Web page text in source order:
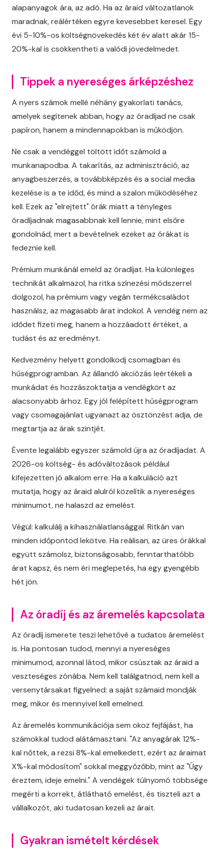
alapanyagok ára, az adó. Ha az áraid változatlanok
maradnak, reálértéken egyre kevesebbet keresel. Egy
évi 5-10%-os költségnövekedés két év alatt akár 15-
20%-kal is csökkentheti a valódi jövedelmedet.
Tippek a nyereséges árképzéshez
A nyers számok mellé néhány gyakorlati tanács,
amelyek segítenek abban, hogy az óradíjad ne csak
papíron, hanem a mindennapokban is működjön.
Ne csak a vendéggel töltött időt számold a
munkanapodba. A takarítás, az adminisztráció, az
anyagbeszerzés, a továbbképzés és a social media
kezelése is a te időd, és mind a szalon működéséhez
kell. Ezek az "elrejtett" órák miatt a tényleges
óradíjadnak magasabbnak kell lennie, mint elsőre
gondolnád, mert a bevételnek ezeket az órákat is
fedeznie kell.
Prémium munkánál emeld az óradíjat. Ha különleges
technikát alkalmazol, ha ritka színezési módszerrel
dolgozol, ha prémium vagy vegán termékcsaládot
használsz, az magasabb árat indokol. A vendég nem az
idődet fizeti meg, hanem a hozzáadott értéket, a
tudást és az eredményt.
Kedvezmény helyett gondolkodj csomagban és
hűségprogramban. Az állandó akciózás leértékeli a
munkádat és hozzászoktatja a vendégkört az
alacsonyabb árhoz. Egy jól felépített hűségprogram
vagy csomagajánlat ugyanazt az ösztönzést adja, de
megtartja az árak szintjét.
Évente legalább egyszer számold újra az óradíjadat. A
2026-os költség- és adóváltozások például
kifejezetten jó alkalom erre. Ha a kalkuláció azt
mutatja, hogy az áraid alulról közelítik a nyereséges
minimumot, ne halaszd az emelést.
Végül: kalkulálj a kihasználatlansággal. Ritkán van
minden időpontod lekötve. Ha reálisan, az üres órákkal
együtt számolsz, biztonságosabb, fenntarthatóbb
árat kapsz, és nem éri meglepetés, ha egy gyengébb
hét jön.
Az óradíj és az áremelés kapcsolata
Az óradíj ismerete teszi lehetővé a tudatos áremelést
is. Ha pontosan tudod, mennyi a nyereséges
minimumod, azonnal látod, mikor csúsztak az áraid a
veszteséges zónába. Nem kell találgatnod, nem kell a
versenytársakat figyelned: a saját számaid mondják
meg, mikor és mennyivel kell emelned.
Az áremelés kommunikációja sem okoz fejfájást, ha
számokkal tudod alátámasztani. "Az anyagárak 12%-
kal nőttek, a rezsi 8%-kal emelkedett, ezért az áraimat
X%-kal módosítom" sokkal meggyőzőbb, mint az "Úgy
éreztem, ideje emelni." A vendégek túlnyomó többsége
megérti a korrekt, átlátható emelést, és tiszteli azt a
vállalkozót, aki tudatosan kezeli az árait.
Gyakran ismételt kérdések